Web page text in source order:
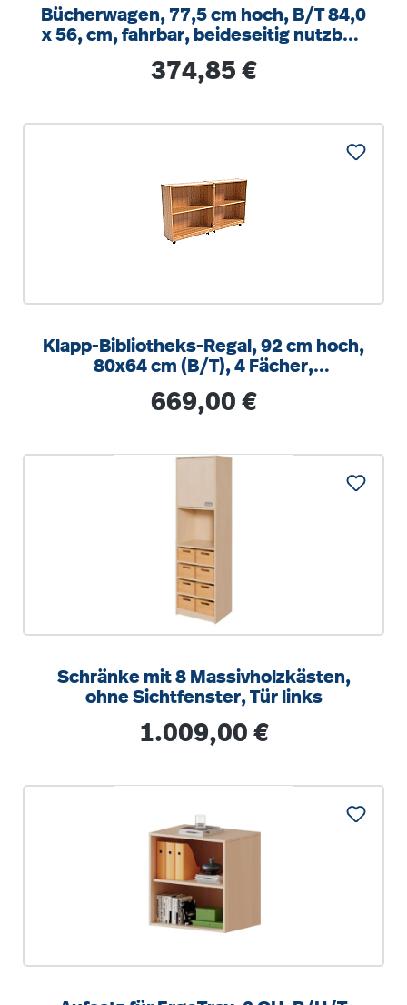
Bücherwagen, 77,5 cm hoch, B/T 84,0
x 56, cm, fahrbar, beideseitig nutzbar,
Regulärer Preis:
374,85 €
Klapp-Bibliotheks-Regal, 92 cm hoch,
80x64 cm (B/T), 4 Fächer,
Regulärer Preis:
669,00 €
Schränke mit 8 Massivholzkästen,
ohne Sichtfenster, Tür links
Regulärer Preis:
1.009,00 €